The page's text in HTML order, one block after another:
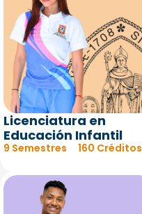
Licenciatura en
Educación Infantil
9 Semestres 160 Créditos